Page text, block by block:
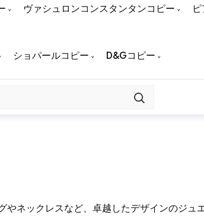
ヴァシュロンコンスタンタンコピー
ショパールコピー D&Gコピー
ネックレスなど、卓越したデザインのジュ